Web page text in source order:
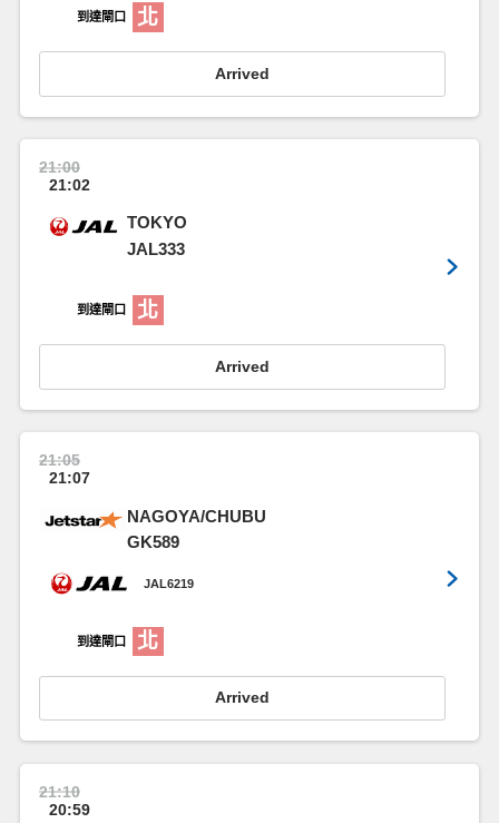
到達閘口 北
Arrived
21:00
21:02
TOKYO
JAL333
到達閘口 北
Arrived
21:05
21:07
NAGOYA/CHUBU
GK589
JAL6219
到達閘口 北
Arrived
21:10
20:59